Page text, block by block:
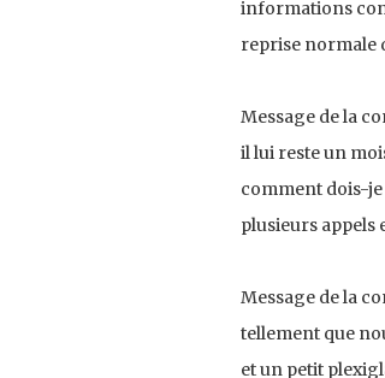
informations
reprise normale
Message de la
il lui reste un
comment dois-je
plusieurs appels
Message de la
tellement que
et un petit